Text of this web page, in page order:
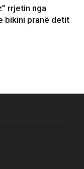
rrjetin nga
bikini pranë detit